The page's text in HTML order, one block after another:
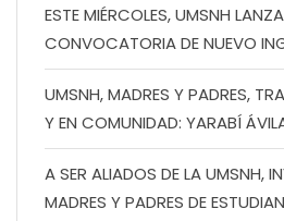
ESTE MIÉRCOLES, UMSNH
CONVOCATORIA DE NUEVO
UMSNH, MADRES Y PADRES,
Y EN COMUNIDAD: YARABÍ
A SER ALIADOS DE LA UMSNH,
MADRES Y PADRES DE